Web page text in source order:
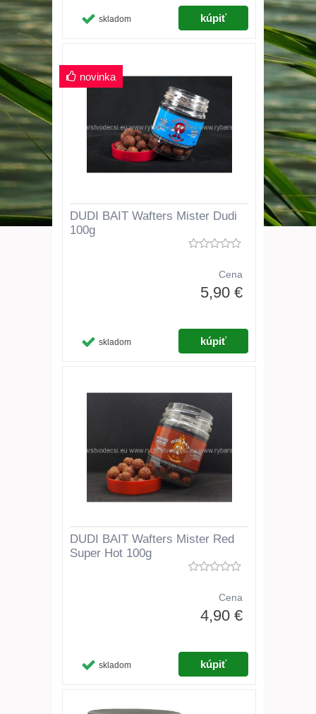
skladom
DUDI BAIT Wafters Mister Dudi
100g
Cena
5,90 €
skladom
novinka
DUDI BAIT Wafters Mister Red
Super Hot 100g
Cena
4,90 €
skladom